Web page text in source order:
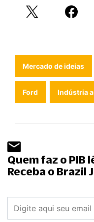
Mercado de ideias
Ford Indústria
Quem faz o PIB
Receba o Brazil